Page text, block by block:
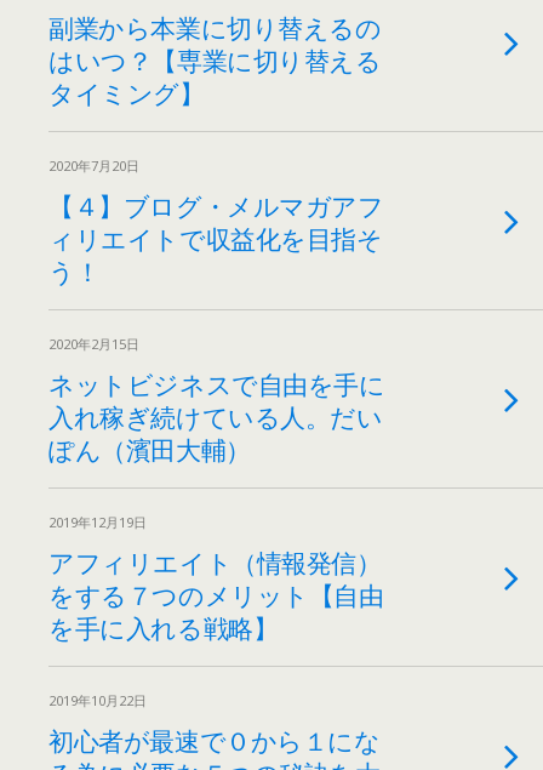
副業から本業に切り替えるの
はいつ？【専業に切り替える
タイミング】
2020年7月20日
【４】ブログ・メルマガアフ
ィリエイトで収益化を目指そ
う！
2020年2月15日
ネットビジネスで自由を手に
入れ稼ぎ続けている人。だい
ぽん（濱田大輔）
2019年12月19日
アフィリエイト（情報発信）
をする７つのメリット【自由
を手に入れる戦略】
2019年10月22日
初心者が最速で０から１にな